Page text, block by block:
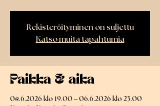
Rekisteröityminen on suljettu
Katso muita tapahtumia
Paikka & aika
04.6.2026 klo 19.00 – 06.6.2026 klo 23.00